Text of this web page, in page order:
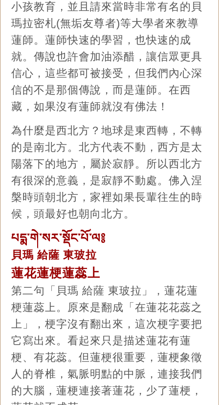
小孩教育，並且請來當時非常有名的貝
瑪拉密札(無垢友尊者)等大學者來教導
蓮師。蓮師快速的學習，也快速的成
就。傳說也許會加油添醋，讓信眾更具
信心，這些都可被接受，但我們內心深
信的不是那個傳說，而是蓮師。在西
藏，如果沒有蓮師就沒有佛法！
為什麼是西北方？地球是東西轉，不轉
的是南北方。北方代表不動，西方是太
陽落下的地方，屬於寂靜。所以西北方
有很深的意義，是寂靜不動處。佛入涅
槃時頭朝北方，家裡如果長輩往生的時
候，頭最好也朝向北方。
པདྨ་གེ་སར་སྡོང་པོ་ལ༔
貝瑪 給薩 東玻拉
蓮花蓮梗蓮蕊上
第二句「貝瑪 給薩 東玻拉」，蓮花蓮
梗蓮蕊上。原來是翻成「在蓮花花蕊之
上」，梗字沒有翻出來，這次梗字要把
它寫出來。看起來只是描述蓮花有蓮
梗、有花蕊。但蓮梗很重要，蓮梗象徵
人的脊椎，氣脈明點的中脈，連接我們
的大腦，蓮梗連接著蓮花，少了蓮梗，